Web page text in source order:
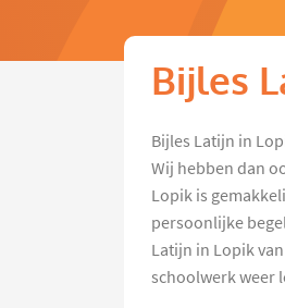
Bijles
Bijles Latijn in
Wij hebben dan
Lopik is
persoonlijke
Latijn in Lopik
schoolwerk weer